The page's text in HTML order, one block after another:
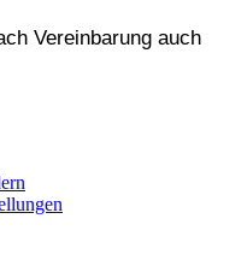
Vereinbarung auch